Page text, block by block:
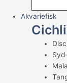
Akvariefisk